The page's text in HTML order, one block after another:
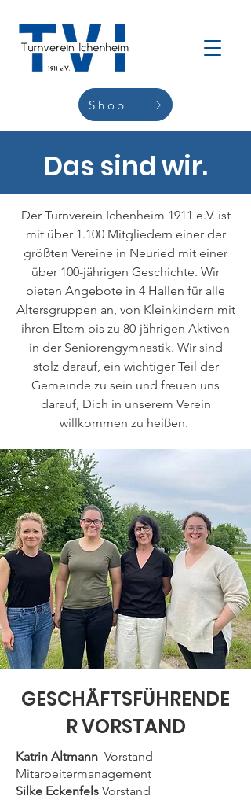
Shop
Das sind wir.
Der Turnverein Ichenheim 1911 e.V. ist
mit über 1.100 Mitgliedern einer der
größten Vereine in Neuried mit einer
über 100-jährigen Geschichte. Wir
bieten Angebote in 4 Hallen für alle
Altersgruppen an, von Kleinkindern mit
ihren Eltern bis zu 80-jährigen Aktiven
in der Seniorengymnastik. Wir sind
stolz darauf, ein wichtiger Teil der
Gemeinde zu sein und freuen uns
darauf, Dich in unserem Verein
willkommen zu heißen.
GESCHÄFTSFÜHRENDE
R VORSTAND
Katrin Altmann Vorstand
Mitarbeitermanagement
Silke Eckenfels Vorstand